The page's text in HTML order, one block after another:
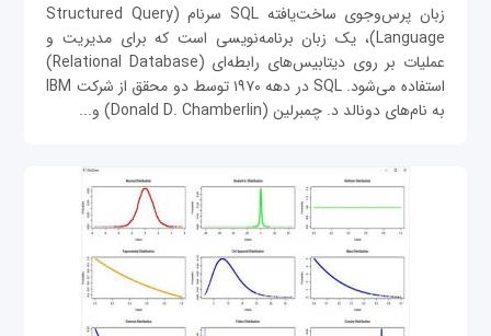
زبان پرس‌وجوی ساخت‌یافته SQL سرنام (Structured Query
Language)، یک زبان برنامه‌نویسی است که برای مدیریت و
عملیات بر روی دیتابیس‌های رابطه‌ای (Relational Database)
استفاده می‌شود. SQL در دهه ۱۹۷۰ توسط دو محقق از شرکت IBM
به نام‌های دونالد د. چمبرلین (Donald D. Chamberlin) و...